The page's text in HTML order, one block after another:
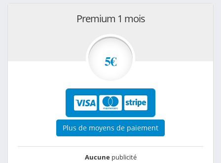
Premium 1 mois
5€
Plus de moyens de paiement
Aucunepublicité